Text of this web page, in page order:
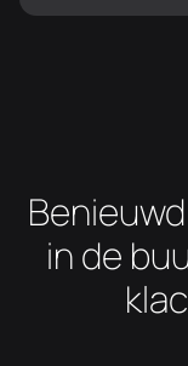
in de